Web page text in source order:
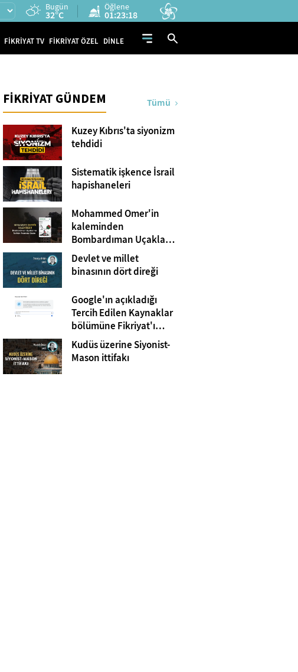
Bugün
32°C
Öğlene
01:23:17
FİKRİYAT TV FİKRİYAT ÖZEL DİNLE
FİKRİYAT GÜNDEM Tümü
Kuzey Kıbrıs'ta siyonizm
tehdidi
Sistematik işkence İsrail
hapishaneleri
Mohammed Omer'in
kaleminden
Bombardıman Uçakları
ve Tanklar Arasında
Gazze
Devlet ve millet
binasının dört direği
Google'ın açıkladığı
Tercih Edilen Kaynaklar
bölümüne Fikriyat'ı
eklemeyi unutmayın!
Kudüs üzerine Siyonist-
Mason ittifakı